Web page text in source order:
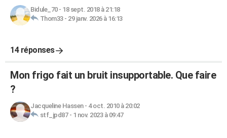
Bidule_70- 18 sept. 2018 à 21:18
Thom33- 29 janv. 2026 à 16:13
14 réponses
Mon frigo fait un bruit insupportable. Que faire
?
Jacqueline Hassen- 4 oct. 2010 à 20:02
stf_jpd87- 1 nov. 2023 à 09:47